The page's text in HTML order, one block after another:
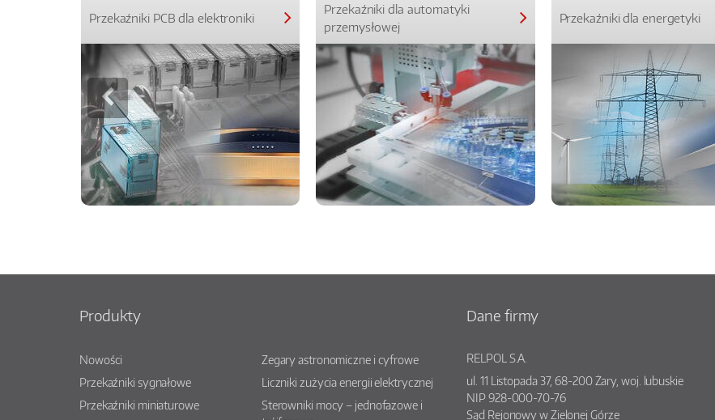
Przekaźniki PCB dla elektroniki
Przekaźniki dla automatyki
przemysłowej
Przekaźniki dla energetyki
Produkty
Nowości
Przekaźniki sygnałowe
Przekaźniki miniaturowe
Zegary astronomiczne i cyfrowe
Liczniki zużycia energii elektrycznej
Sterowniki mocy – jednofazowe i
Dane firmy
RELPOL S.A.
ul. 11 Listopada 37,68-200Żary, woj. lubuskie
NIP 928-000-70-76
Sąd Rejonowy w Zielonej Górze